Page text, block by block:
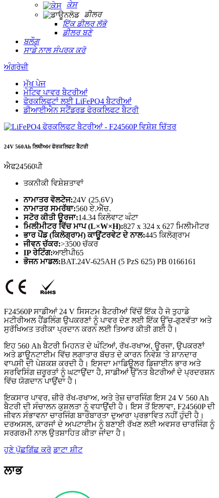
ਕੇਸ
ਡੀਲਰ
ਇੱਕ ਡੀਲਰ ਲੱਭੋ
ਡੀਲਰ ਬਣੋ
ਬਲੌਗ
ਸਾਡੇ ਨਾਲ ਸੰਪਰਕ ਕਰੋ
ਅੰਗਰੇਜ਼ੀ
ਮੁੱਖ ਪੇਜ
ਮੋਟਿਵ ਪਾਵਰ ਬੈਟਰੀਆਂ
ਫੋਰਕਲਿਫਟਾਂ ਲਈ LiFePO4 ਬੈਟਰੀਆਂ
ਡੀਆਈਐਨ ਸਟੈਂਡਰਡ ਫੋਰਕਲਿਫਟ ਬੈਟਰੀ
24V 560Ah ਲਿਥੀਅਮ ਫੋਰਕਲਿਫਟ ਬੈਟਰੀ
ਐਫ24560ਪੀ
ਤਕਨੀਕੀ ਵਿਸ਼ੇਸ਼ਤਾਵਾਂ
ਨਾਮਾਤਰ ਵੋਲਟੇਜ:24V (25.6V)
ਨਾਮਾਤਰ ਸਮਰੱਥਾ:560 ਏ.ਐੱਚ.
ਸਟੋਰ ਕੀਤੀ ਊਰਜਾ:14.34 ਕਿਲੋਵਾਟ ਘੰਟਾ
ਮਿਲੀਮੀਟਰ ਵਿੱਚ ਮਾਪ (L×W×H):827 x 324 x 627 ਮਿਲੀਮੀਟਰ
ਭਾਰ ਪੌਂਡ (ਕਿਲੋਗ੍ਰਾਮ) ਕਾਊਂਟਰਵੇਟ ਦੇ ਨਾਲ:445 ਕਿਲੋਗ੍ਰਾਮ
ਜੀਵਨ ਚੱਕਰ:>3500 ਚੱਕਰ
IP ਰੇਟਿੰਗ:ਆਈਪੀ65
ਭੋਜਨ ਮਾਡਲ:BAT.24V-625AH (5 PzS 625) PB 0166161
F24560P ਸਾਡੀਆਂ 24 V ਸਿਸਟਮ ਬੈਟਰੀਆਂ ਵਿੱਚੋਂ ਇੱਕ ਹੈ ਜੋ ਤੁਹਾਡੇ
ਮਟੀਰੀਅਲ ਹੈਂਡਲਿੰਗ ਉਪਕਰਣਾਂ ਨੂੰ ਪਾਵਰ ਦੇਣ ਲਈ ਇੱਕ ਉੱਚ-ਗੁਣਵੱਤਾ ਅਤੇ
ਸੁਰੱਖਿਅਤ ਤਰੀਕਾ ਪ੍ਰਦਾਨ ਕਰਨ ਲਈ ਤਿਆਰ ਕੀਤੀ ਗਈ ਹੈ।
ਇਹ 560 Ah ਬੈਟਰੀ ਮਿਹਨਤ ਦੇ ਘੰਟਿਆਂ, ਰੱਖ-ਰਖਾਅ, ਊਰਜਾ, ਉਪਕਰਣਾਂ
ਅਤੇ ਡਾਊਨਟਾਈਮ ਵਿੱਚ ਲਗਾਤਾਰ ਬੱਚਤ ਦੇ ਕਾਰਨ ਨਿਵੇਸ਼ 'ਤੇ ਸ਼ਾਨਦਾਰ
ਵਾਪਸੀ ਦੀ ਪੇਸ਼ਕਸ਼ ਕਰਦੀ ਹੈ। ਇਸਦਾ ਮਾਡਿਊਲਰ ਡਿਜ਼ਾਈਨ ਭਾਰ ਅਤੇ
ਸਰਵਿਸਿੰਗ ਜ਼ਰੂਰਤਾਂ ਨੂੰ ਘਟਾਉਂਦਾ ਹੈ, ਸਾਡੀਆਂ ਉੱਨਤ ਬੈਟਰੀਆਂ ਦੇ ਪ੍ਰਦਰਸ਼ਨ
ਵਿੱਚ ਯੋਗਦਾਨ ਪਾਉਂਦਾ ਹੈ।
ਇਕਸਾਰ ਪਾਵਰ, ਜ਼ੀਰੋ ਰੱਖ-ਰਖਾਅ, ਅਤੇ ਤੇਜ਼ ਚਾਰਜਿੰਗ ਇਸ 24 V 560 Ah
ਬੈਟਰੀ ਦੀ ਸੰਚਾਲਨ ਕੁਸ਼ਲਤਾ ਨੂੰ ਵਧਾਉਂਦੀ ਹੈ। ਇਸ ਤੋਂ ਇਲਾਵਾ, F24560P ਦੀ
ਜੀਵਨ ਸੰਭਾਵਨਾ ਚਾਰਜਿੰਗ ਬਾਰੰਬਾਰਤਾ ਦੁਆਰਾ ਪ੍ਰਭਾਵਿਤ ਨਹੀਂ ਹੁੰਦੀ ਹੈ।
ਦਰਅਸਲ, ਕਾਰਜਾਂ ਦੇ ਅਪਟਾਈਮ ਨੂੰ ਬਣਾਈ ਰੱਖਣ ਲਈ ਅਵਸਰ ਚਾਰਜਿੰਗ ਨੂੰ
ਸਰਗਰਮੀ ਨਾਲ ਉਤਸ਼ਾਹਿਤ ਕੀਤਾ ਜਾਂਦਾ ਹੈ।
ਹੁਣੇ ਪੁੱਛਗਿੱਛ ਕਰੋ ਡਾਟਾ ਸ਼ੀਟ
ਲਾਭ